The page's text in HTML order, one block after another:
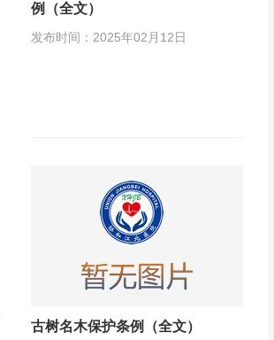
例（全文）
发布时间：2025年02月12日
古树名木保护条例（全文）